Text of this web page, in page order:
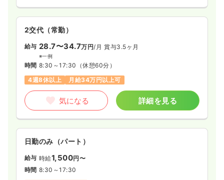
21.3〜25.5
時間 8:30～17:30
月給25万円以上可
気になる
透析 正看護師 一般病院
給与 24.1〜28.3万円
時間 8:30～17:30（休憩60分）
4週8休以上
2交代（常勤）
給与 28.7〜34.7万円/月 賞与3.5ヶ月
※一例
時間 8:30～17:30 （休憩60分）
4週8休以上
月給34万円以上可
気になる 詳細を見る
日勤のみ（パート）
給与 時給1,500円〜
時間 8:30～17:30